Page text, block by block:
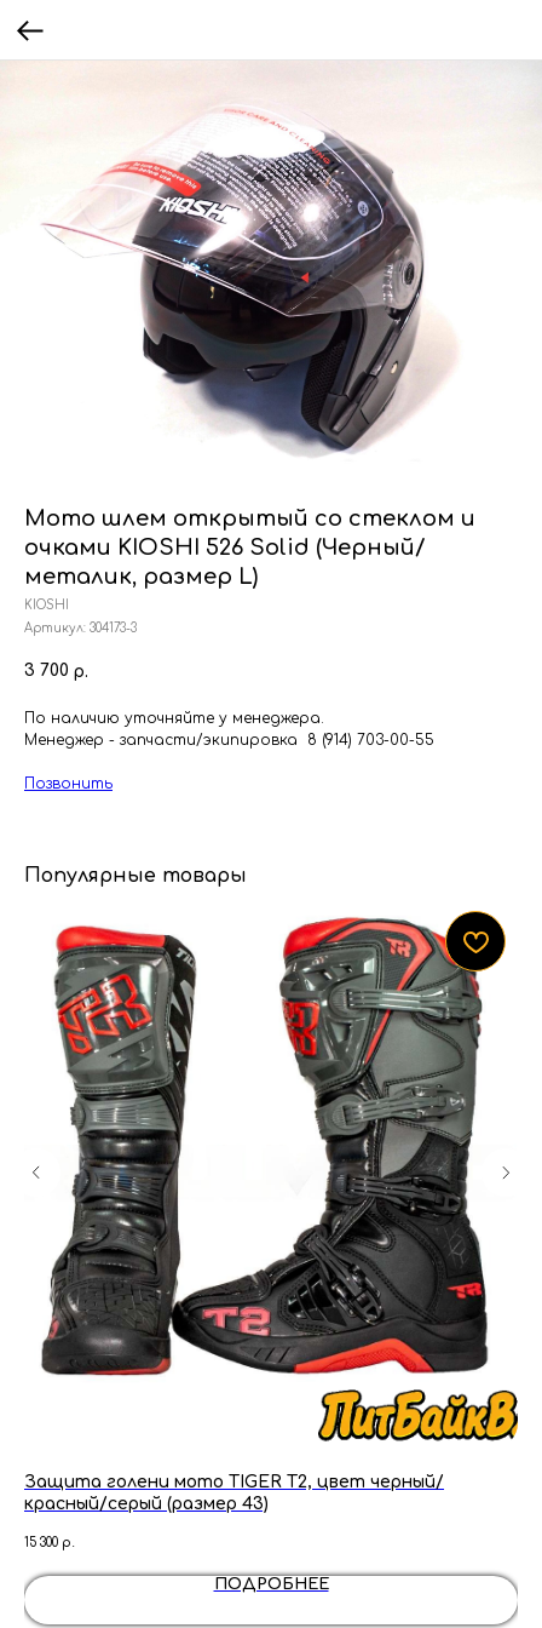
Мото шлем открытый со стеклом и
очками KIOSHI 526 Solid (Черный/
металик, размер L)
KIOSHI
Артикул: 304173-3
3 700 р.
По наличию уточняйте у менеджера.
Менеджер - запчасти/экипировка 8 (914) 703-00-55
Позвонить
Популярные товары
Защита голени мото TIGER T2, цвет черный/
красный/серый (размер 43)
15 300 р.
ПОДРОБНЕЕ